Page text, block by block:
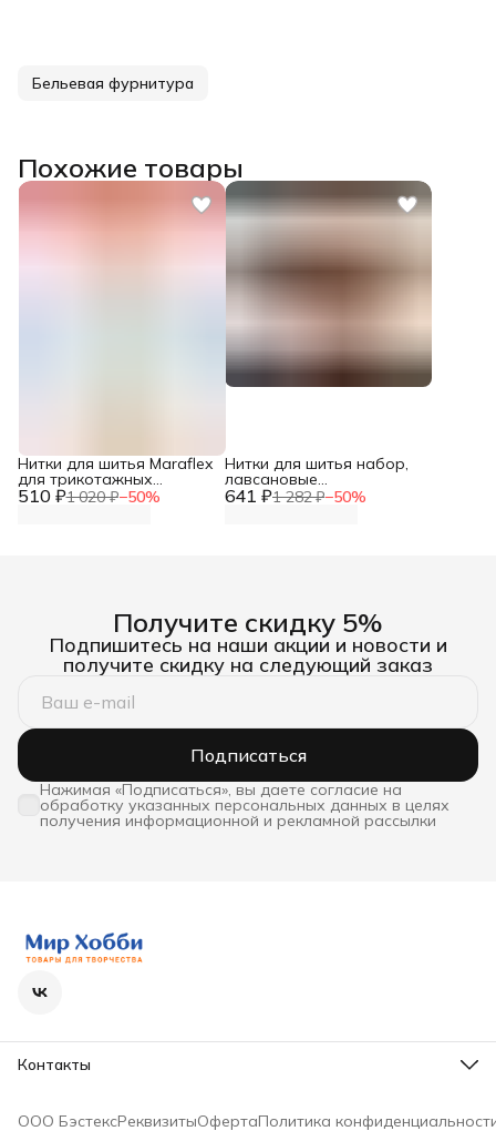
Бельевая фурнитура
Похожие товары
510 ₽1 020 ₽−50%
Нитки для шитья Maraflex
для трикотажных
материалов, 800 белый, 641 ₽1 282 ₽−50%
Нитки для шитья набор,
лавсановые
армированные, 100ЛЛ,
Получите скидку 5%
Подпишитесь на наши акции и новости и
получите скидку на следующий заказ
Подписаться
Нажимая «Подписаться», вы даете согласие на
обработку указанных персональных данных в целях
получения информационной и рекламной рассылки
Контакты
Режим работы
ООО БэстексРеквизитыОфертаПолитика